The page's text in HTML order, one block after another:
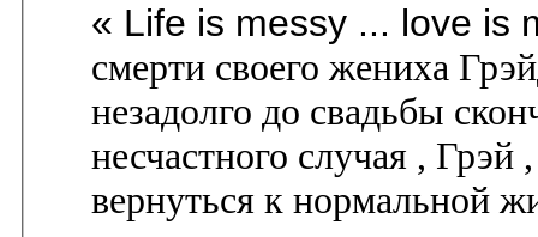
« Life is messy ... love is
смерти своего жениха
незадолго до свадьбы
несчастного случая ,
вернуться к нормальной